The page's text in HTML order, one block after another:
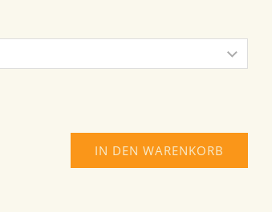
IN DEN WARENKORB